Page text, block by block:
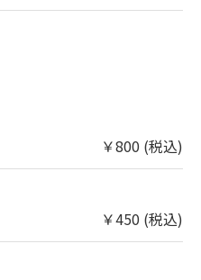
￥800 (税込)
￥450 (税込)